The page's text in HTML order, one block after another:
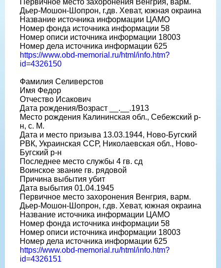
Первичное место захоронения Венгрия, варм.
Дьер-Мошон-Шопрон, г.дв. Хеват, южная окраина
Название источника информации ЦАМО
Номер фонда источника информации 58
Номер описи источника информации 18003
Номер дела источника информации 625
https://www.obd-memorial.ru/html/info.htm?
id=4326150
Фамилия Селиверстов
Имя Федор
Отчество Исакович
Дата рождения/Возраст __.__.1913
Место рождения Калининская обл., Себежский р-
н, с. М.
Дата и место призыва 13.03.1944, Ново-Бугский
РВК, Украинская ССР, Николаевская обл., Ново-
Бугский р-н
Последнее место службы 4 гв. сд
Воинское звание гв. рядовой
Причина выбытия убит
Дата выбытия 01.04.1945
Первичное место захоронения Венгрия, варм.
Дьер-Мошон-Шопрон, г.дв. Хеват, южная окраина
Название источника информации ЦАМО
Номер фонда источника информации 58
Номер описи источника информации 18003
Номер дела источника информации 625
https://www.obd-memorial.ru/html/info.htm?
id=4326151